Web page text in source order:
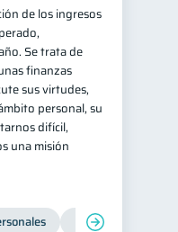
de los ingresos
Se trata de
finanzas
sus virtudes,
personal, su
difícil,
una misión
Educación